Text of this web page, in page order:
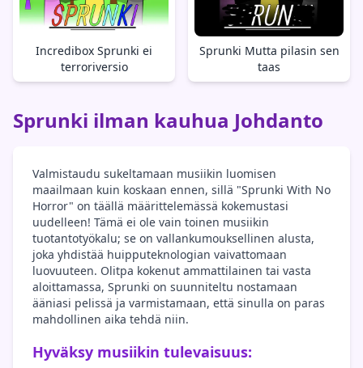
Incredibox Sprunki ei
terroriversio
Sprunki Mutta pilasin sen
taas
Sprunki ilman kauhua Johdanto
Valmistaudu sukeltamaan musiikin luomisen
maailmaan kuin koskaan ennen, sillä "Sprunki With No
Horror" on täällä määrittelemässä kokemustasi
uudelleen! Tämä ei ole vain toinen musiikin
tuotantotyökalu; se on vallankumouksellinen alusta,
joka yhdistää huipputeknologian vaivattomaan
luovuuteen. Olitpa kokenut ammattilainen tai vasta
aloittamassa, Sprunki on suunniteltu nostamaan
ääniasi pelissä ja varmistamaan, että sinulla on paras
mahdollinen aika tehdä niin.
Hyväksy musiikin tulevaisuus: